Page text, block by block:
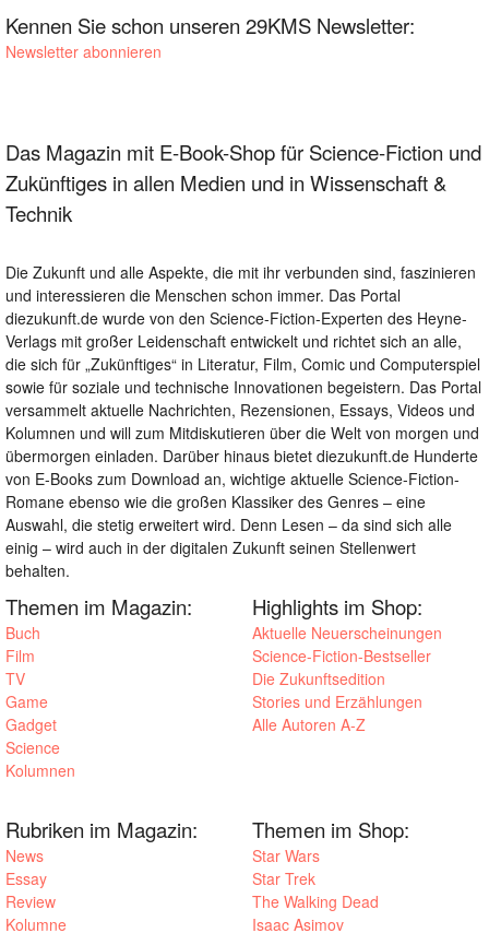
Kennen Sie schon unseren 29KMS Newsletter:
Newsletter abonnieren
Das Magazin mit E-Book-Shop für Science-Fiction und
Zukünftiges in allen Medien und in Wissenschaft &
Technik
Die Zukunft und alle Aspekte, die mit ihr verbunden sind, faszinieren
und interessieren die Menschen schon immer. Das Portal
diezukunft.de wurde von den Science-Fiction-Experten des Heyne-
Verlags mit großer Leidenschaft entwickelt und richtet sich an alle,
die sich für „Zukünftiges“ in Literatur, Film, Comic und Computerspiel
sowie für soziale und technische Innovationen begeistern. Das Portal
versammelt aktuelle Nachrichten, Rezensionen, Essays, Videos und
Kolumnen und will zum Mitdiskutieren über die Welt von morgen und
übermorgen einladen. Darüber hinaus bietet diezukunft.de Hunderte
von E-Books zum Download an, wichtige aktuelle Science-Fiction-
Romane ebenso wie die großen Klassiker des Genres – eine
Auswahl, die stetig erweitert wird. Denn Lesen – da sind sich alle
einig – wird auch in der digitalen Zukunft seinen Stellenwert
behalten.
Themen im Magazin:
Buch
Film
TV
Game
Gadget
Science
Kolumnen
Highlights im Shop:
Aktuelle Neuerscheinungen
Science-Fiction-Bestseller
Die Zukunftsedition
Stories und Erzählungen
Alle Autoren A-Z
Rubriken im Magazin:
News
Essay
Review
Kolumne
Themen im Shop:
Star Wars
Star Trek
The Walking Dead
Isaac Asimov